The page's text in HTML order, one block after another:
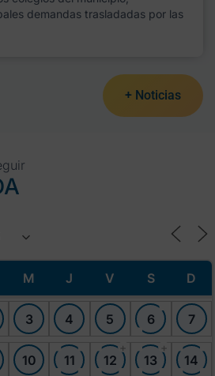
demandas trasladadas por las
+ Noticias
M J V S D
3 4 5 6 7
10 11 12
+
13
+
14